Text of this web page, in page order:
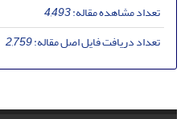
تعداد مشاهده مقاله:4,493
تعداد دریافت فایل اصل مقاله:2,759